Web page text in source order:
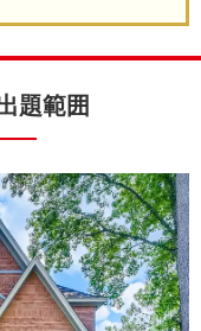
題範囲